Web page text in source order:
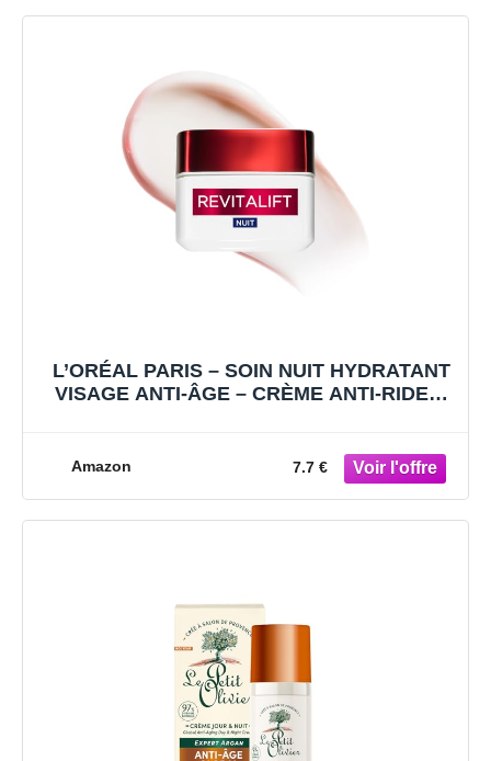
L’ORÉAL PARIS – SOIN NUIT HYDRATANT
VISAGE ANTI-ÂGE – CRÈME ANTI-RIDES,
FIBRELASTYL – TOUS TYPES DE PEAUX –
REVITALIFT – 50 ML
Amazon 7.7 €